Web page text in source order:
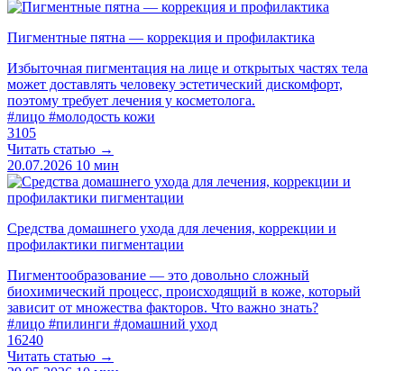
Пигментные пятна — коррекция и профилактика
Избыточная пигментация на лице и открытых частях тела
может доставлять человеку эстетический дискомфорт,
поэтому требует лечения у косметолога.
#лицо #молодость кожи
3105
Читать статью →
20.07.2026 10 мин
Средства домашнего ухода для лечения, коррекции и
профилактики пигментации
Пигментообразование — это довольно сложный
биохимический процесс, происходящий в коже, который
зависит от множества факторов. Что важно знать?
#лицо #пилинги #домашний уход
16240
Читать статью →